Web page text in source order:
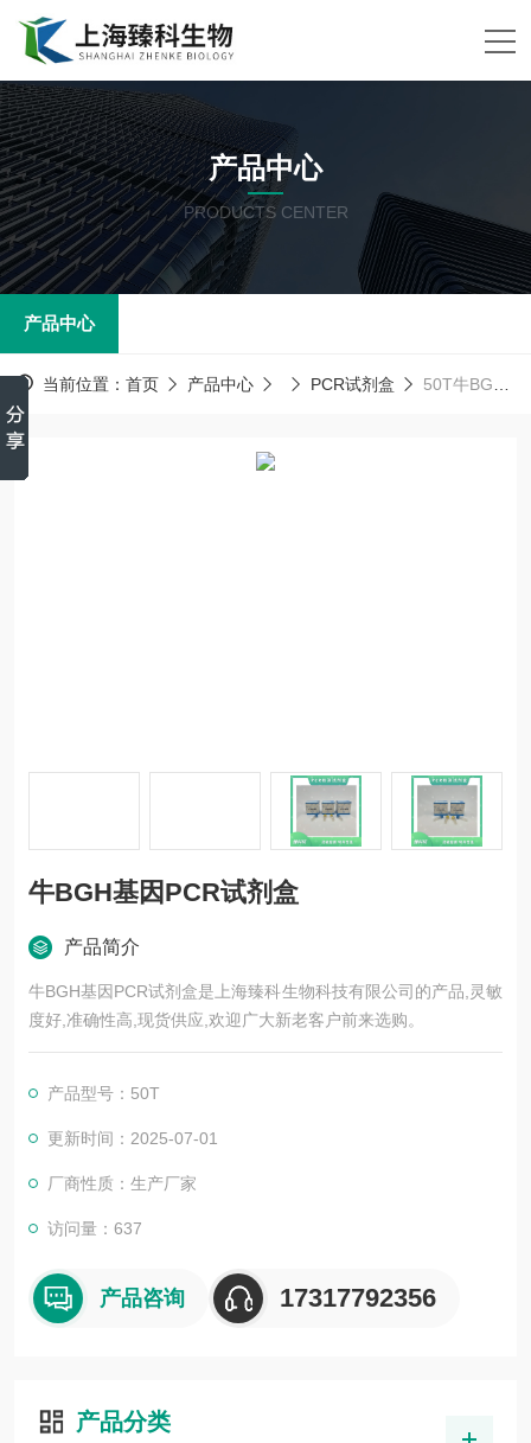
产品中心
PRODUCTS CENTER
产品中心
当前位置： 首页 产品中心 PCR试剂盒 50T牛BGH基因PCR试剂盒
牛BGH基因PCR试剂盒
产品简介
牛BGH基因PCR试剂盒是上海臻科生物科技有限公司的产品,灵敏
度好,准确性高,现货供应,欢迎广大新老客户前来选购。
产品型号：50T
更新时间：2025-07-01
厂商性质：生产厂家
访问量：637
产品咨询 17317792356
产品分类